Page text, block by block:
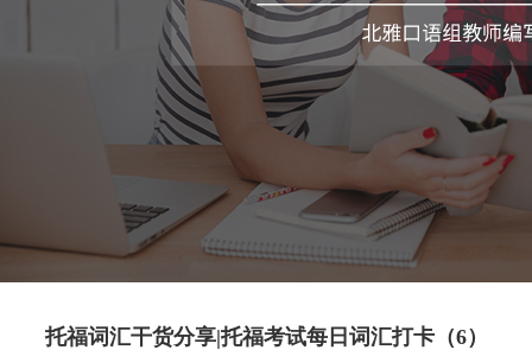
托福词汇干货分享|托福考试每日词汇打卡（6）